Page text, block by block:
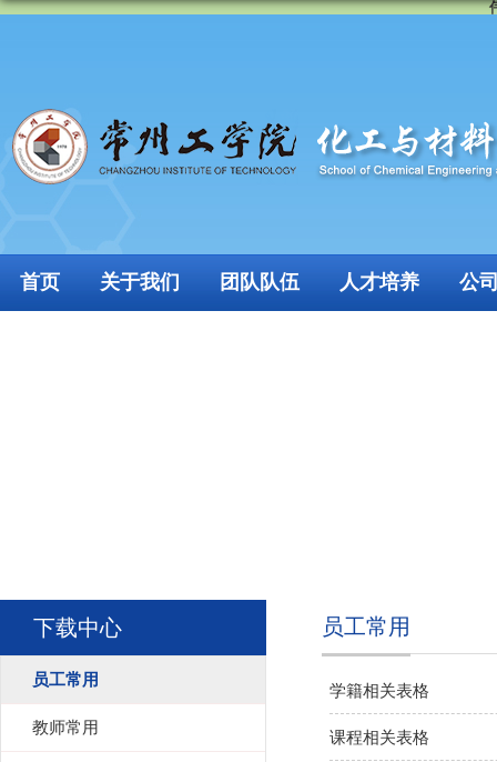
首页 关于我们 团队队伍 人才培养 公
下载中心
员工常用
教师常用
员工常用
学籍相关表格
课程相关表格